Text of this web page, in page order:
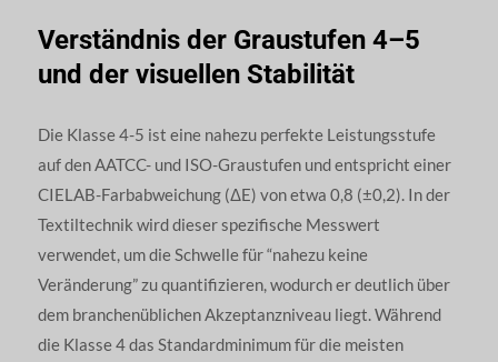
Verständnis der Graustufen 4–5
und der visuellen Stabilität
Die Klasse 4-5 ist eine nahezu perfekte Leistungsstufe
auf den AATCC- und ISO-Graustufen und entspricht einer
CIELAB-Farbabweichung (ΔE) von etwa 0,8 (±0,2). In der
Textiltechnik wird dieser spezifische Messwert
verwendet, um die Schwelle für “nahezu keine
Veränderung” zu quantifizieren, wodurch er deutlich über
dem branchenüblichen Akzeptanzniveau liegt. Während
die Klasse 4 das Standardminimum für die meisten